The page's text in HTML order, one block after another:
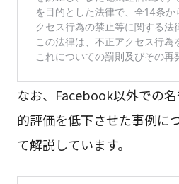
なお、Facebook以外での
的評価を低下させた事例に
て解説しています。